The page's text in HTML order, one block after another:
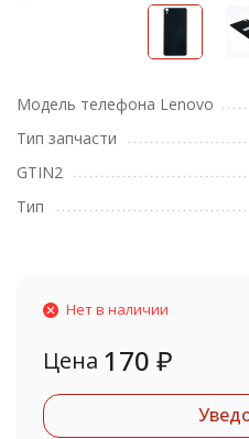
Модель телефона Lenovo
Тип запчасти
GTIN2
Тип
Нет в наличии
Цена 170 ₽